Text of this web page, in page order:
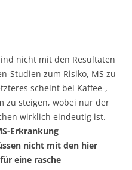
nicht mit den Resultaten
Studien zum Risiko, MS zu
scheint bei Kaffee-,
zu steigen, wobei nur der
wirklich eindeutig ist.
Erkrankung
nicht mit den hier
eine rasche